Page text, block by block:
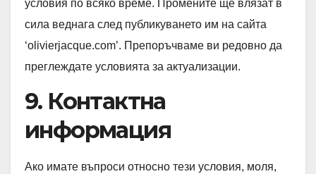
условия по всяко време. Промените ще влязат в
сила веднага след публикуването им на сайта
‘olivierjacque.com’. Препоръчваме ви редовно да
преглеждате условията за актуализации.
9. Контактна
информация
Ако имате въпроси относно тези условия, моля,